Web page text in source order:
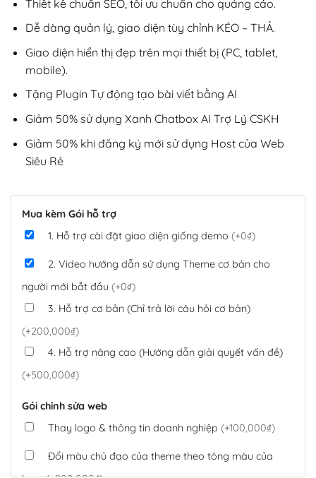
Thiết kế chuẩn SEO, tối ưu chuẩn cho quảng cáo.
Dễ dàng quản lý, giao diện tùy chỉnh KÉO – THẢ.
Giao diện hiển thị đẹp trên mọi thiết bị (PC, tablet,
mobile).
Tặng Plugin Tự động tạo bài viết bằng AI
Giảm 50% sử dụng Xanh Chatbox AI Trợ Lý CSKH
Giảm 50% khi đăng ký mới sử dụng Host của Web
Siêu Rẻ
Mua kèm Gói hỗ trợ
1. Hỗ trợ cài đặt giao diện giống demo (+0₫)
2. Video hướng dẫn sử dụng Theme cơ bản cho
người mới bắt đầu (+0₫)
3. Hỗ trợ cơ bản (Chỉ trả lời câu hỏi cơ bản)
(+200,000₫)
4. Hỗ trợ nâng cao (Hướng dẫn giải quyết vấn đề)
(+500,000₫)
Gói chỉnh sửa web
Thay logo & thông tin doanh nghiệp (+100,000₫)
Đổi màu chủ đạo của theme theo tông màu của